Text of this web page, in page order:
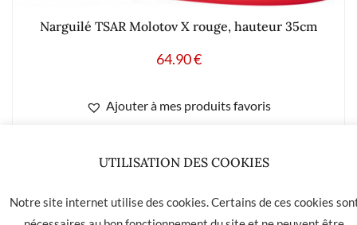
Narguilé TSAR Molotov X rouge, hauteur 35cm
64.90€
Ajouter à mes produits favoris
LA HAVANE 40 bis rue des Tilleuls 30900 NIMES - Tél: 04 66
UTILISATION DES COOKIES
Notre site internet utilise des cookies. Certains de ces cookies